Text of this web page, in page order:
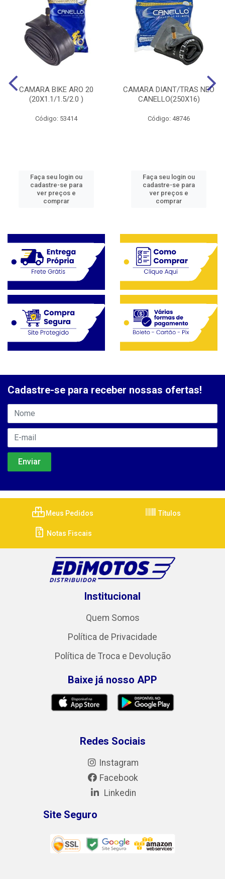
CAMARA BIKE ARO 20
(20X1.1/1.5/2.0 )
Código: 53414
Faça seu login ou
cadastre-se para
ver preços e
comprar
CAMARA DIANT/TRAS NEO
CANELLO(250X16)
Código: 48746
Faça seu login ou
cadastre-se para
ver preços e
comprar
Cadastre-se para receber nossas ofertas!
Meus Pedidos Títulos
Notas Fiscais
Institucional
Quem Somos
Política de Privacidade
Política de Troca e Devolução
Baixe já nosso APP
Redes Sociais
Instagram
Facebook
Linkedin
Site Seguro